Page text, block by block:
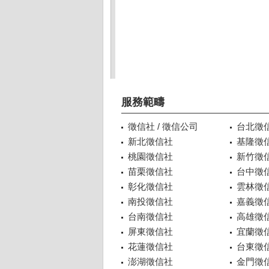
服務範疇
徵信社 / 徵信公司
台北徵
新北徵信社
基隆徵
桃園徵信社
新竹徵
苗栗徵信社
台中徵
彰化徵信社
雲林徵
南投徵信社
嘉義徵
台南徵信社
高雄徵
屏東徵信社
宜蘭徵
花蓮徵信社
台東徵
澎湖徵信社
金門徵